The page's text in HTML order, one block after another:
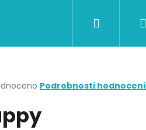
CERTIFIKÁTY A POUKAZY
Podrobnosti hodnocení